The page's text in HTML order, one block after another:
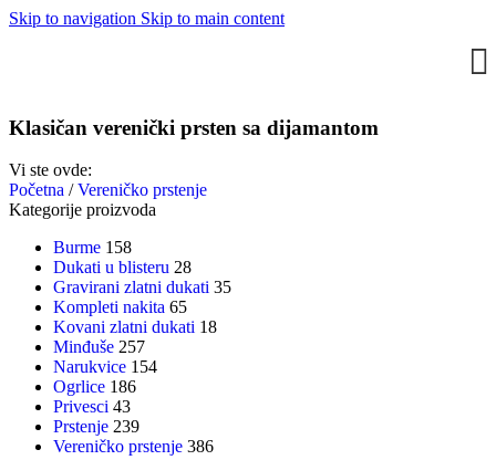
Skip to navigation Skip to main content
Klasičan verenički prsten sa dijamantom
Vi ste ovde:
Početna / Vereničko prstenje
Kategorije proizvoda
Burme 158
Dukati u blisteru 28
Gravirani zlatni dukati 35
Kompleti nakita 65
Kovani zlatni dukati 18
Minđuše 257
Narukvice 154
Ogrlice 186
Privesci 43
Prstenje 239
Vereničko prstenje 386